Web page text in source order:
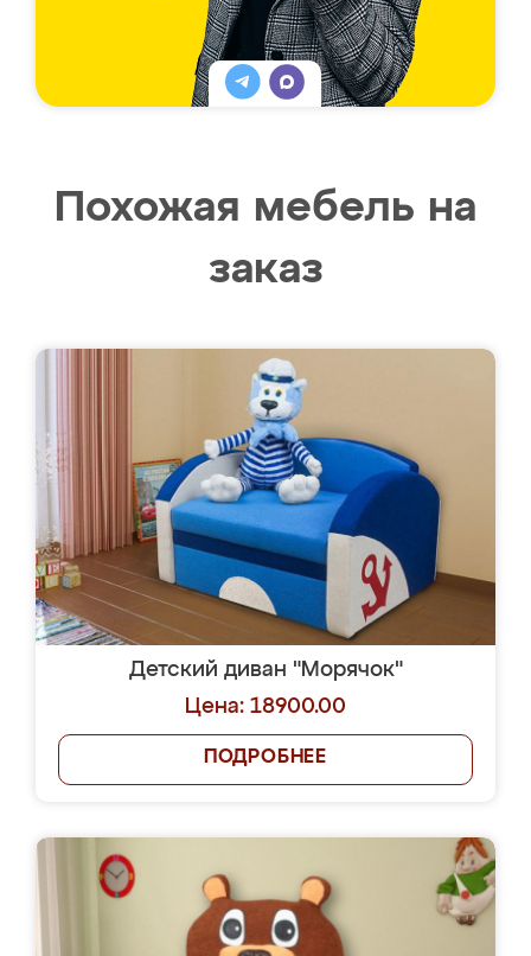
Похожая мебель на
заказ
Детский диван "Морячок"
Цена: 18900.00
ПОДРОБНЕЕ